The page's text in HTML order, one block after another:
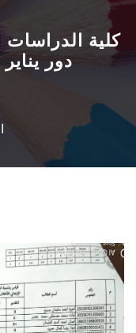
كلية الدراسات
دور يناير 2025للأقسام الثلاثة